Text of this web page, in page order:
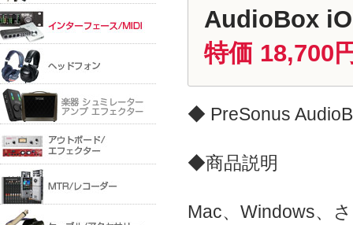
AudioBox
特価 18,700
◆ PreSonus
◆商品説明
Mac、Windows、